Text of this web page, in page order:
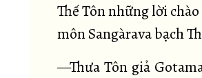
Thế Tôn những lời
môn Sangàrava bạch
—Thưa Tôn giả